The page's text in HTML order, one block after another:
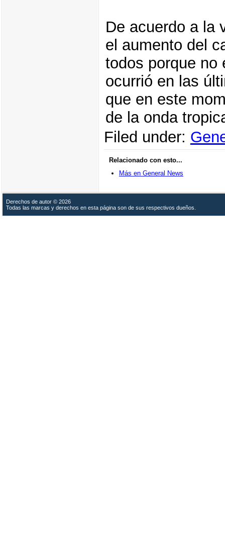
De acuerdo a la
el aumento del
todos porque no
ocurrió en las
que en este
de la onda
Filed under:
Relacionado con esto...
Más en General News
Derechos de autor © 2026
Todas las marcas y derechos en esta página son de sus respectivos dueños.